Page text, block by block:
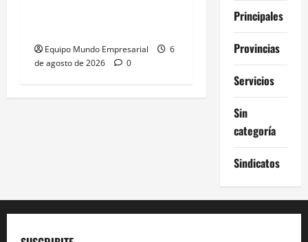
Equipo Mundo Empresarial
6
de agosto de 2026
0
Principales
Provincias
Servicios
Sin
categoría
Sindicatos